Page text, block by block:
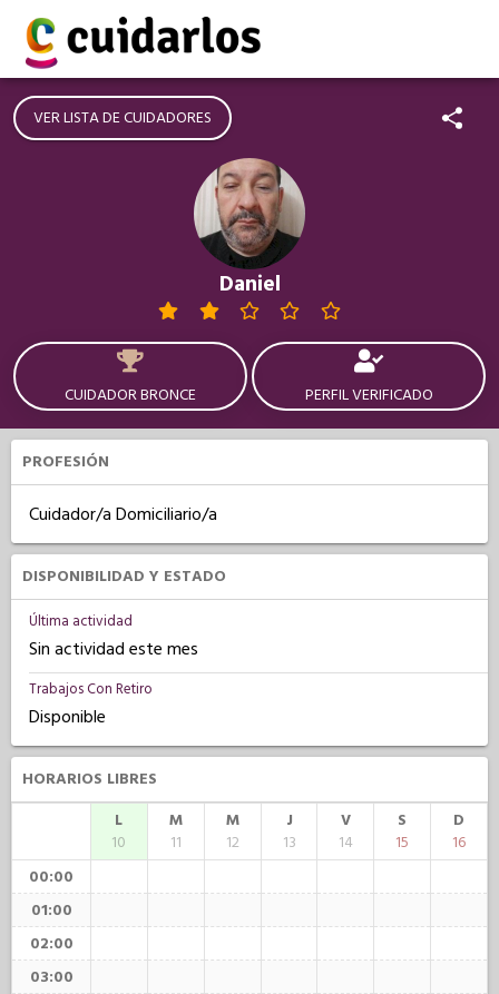
VER LISTA DE CUIDADORES
Daniel
CUIDADOR BRONCE PERFIL VERIFICADO
PROFESIÓN
Cuidador/a Domiciliario/a
DISPONIBILIDAD Y ESTADO
Última actividad
Sin actividad este mes
Trabajos Con Retiro
Disponible
HORARIOS LIBRES
L
10
M
11
M
12
J
13
V
14
S
15
D
16
00:00
01:00
02:00
03:00